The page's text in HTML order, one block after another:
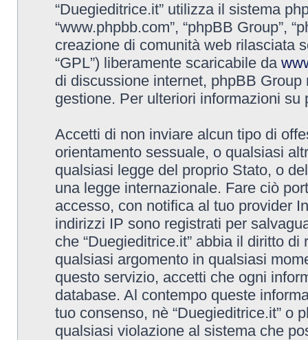
“Duegieditrice.it” utilizza il sistema
“www.phpbb.com”, “phpBB Group”,
creazione di comunità web rilasciata
“GPL”) liberamente scaricabile da
di discussione internet, phpBB
gestione. Per ulteriori informazioni
Accetti di non inviare alcun tipo di
orientamento sessuale, o qualsiasi
qualsiasi legge del proprio Stato, o
una legge internazionale. Fare ciò
accesso, con notifica al tuo provider
indirizzi IP sono registrati per
che “Duegieditrice.it” abbia il diritto
qualsiasi argomento in qualsiasi
questo servizio, accetti che ogni
database. Al contempo queste
tuo consenso, nè “Duegieditrice.it” o
qualsiasi violazione al sistema che